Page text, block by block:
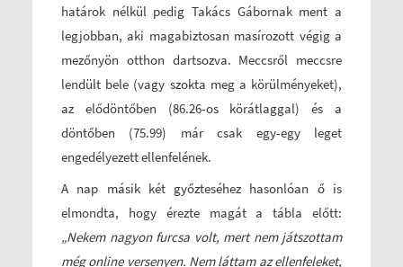
határok nélkül pedig Takács Gábornak ment a
legjobban, aki magabiztosan masírozott végig a
mezőnyön otthon dartsozva. Meccsről meccsre
lendült bele (vagy szokta meg a körülményeket),
az elődöntőben (86.26-os körátlaggal) és a
döntőben (75.99) már csak egy-egy leget
engedélyezett ellenfelének.
A nap másik két győzteséhez hasonlóan ő is
elmondta, hogy érezte magát a tábla előtt:
„Nekem nagyon furcsa volt, mert nem játszottam
még online versenyen. Nem láttam az ellenfeleket,